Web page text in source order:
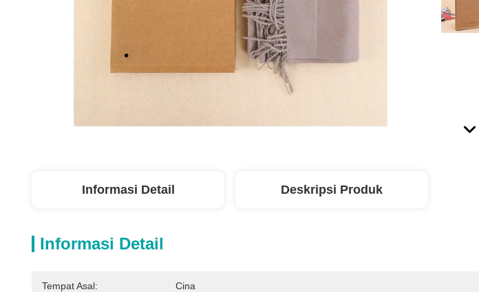
Informasi Detail Deskripsi Produk
Informasi Detail
Tempat Asal: Cina